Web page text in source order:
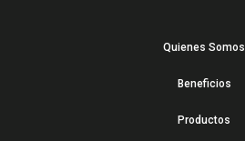
Quienes Somos
Beneficios
Productos